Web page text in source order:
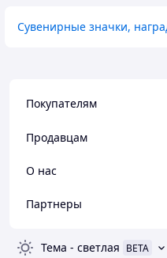
Сувенирные значки,
Покупателям
Продавцам
О нас
Партнеры
Тема - светлая BETA